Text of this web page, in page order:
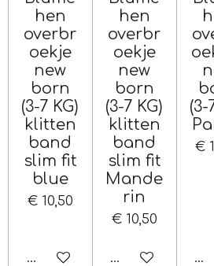
hen
overbr
oekje
new
born
(3-7 KG)
klitten
band
slim fit
blue
€ 10,50
In winkelwagen
hen
overbr
oekje
new
born
(3-7 KG)
klitten
band
slim fit
Mande
rin
€ 10,50
In winkelwagen
(3-
€
In